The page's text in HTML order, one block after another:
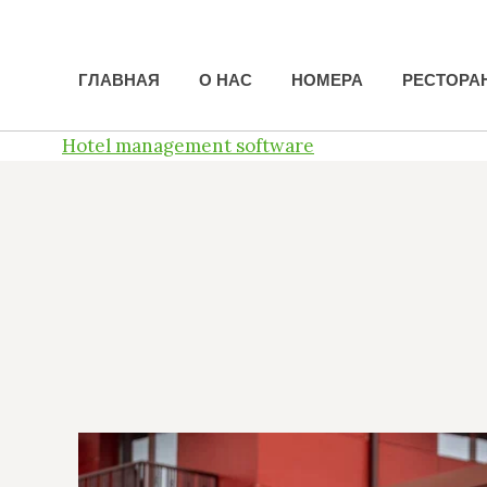
ГЛАВНАЯ О НАС НОМЕРА
Hotel management software
ГЛАВНАЯ О НАС НОМЕРА